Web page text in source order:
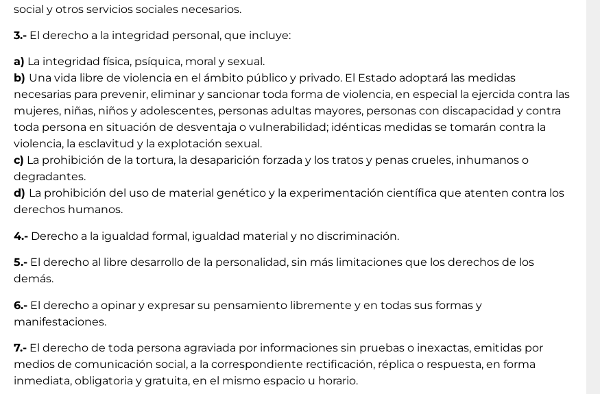
social y otros servicios sociales necesarios.
3.- El derecho a la integridad personal, que incluye:
a) La integridad física, psíquica, moral y sexual.
b) Una vida libre de violencia en el ámbito público y privado. El Estado adoptará las medidas
necesarias para prevenir, eliminar y sancionar toda forma de violencia, en especial la ejercida contra las
mujeres, niñas, niños y adolescentes, personas adultas mayores, personas con discapacidad y contra
toda persona en situación de desventaja o vulnerabilidad; idénticas medidas se tomarán contra la
violencia, la esclavitud y la explotación sexual.
c) La prohibición de la tortura, la desaparición forzada y los tratos y penas crueles, inhumanos o
degradantes.
d) La prohibición del uso de material genético y la experimentación científica que atenten contra los
derechos humanos.
4.- Derecho a la igualdad formal, igualdad material y no discriminación.
5.- El derecho al libre desarrollo de la personalidad, sin más limitaciones que los derechos de los
demás.
6.- El derecho a opinar y expresar su pensamiento libremente y en todas sus formas y
manifestaciones.
7.- El derecho de toda persona agraviada por informaciones sin pruebas o inexactas, emitidas por
medios de comunicación social, a la correspondiente rectificación, réplica o respuesta, en forma
inmediata, obligatoria y gratuita, en el mismo espacio u horario.